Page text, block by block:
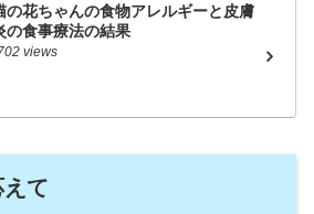
の花ちゃんの食物アレルギーと皮膚
の食事療法の結果
views
て